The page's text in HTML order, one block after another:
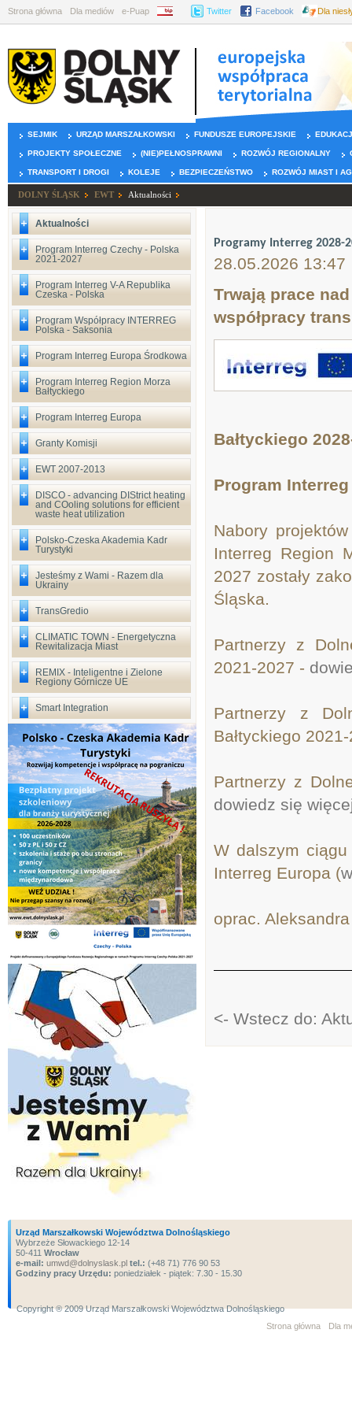
Strona główna Dla mediów e-Puap BIP Twitter Facebook Dla
SEJMIK URZĄD MARSZAŁKOWSKI FUNDUSZE EUROPEJSKIE
PROJEKTY SPOŁECZNE (NIE)PEŁNOSPRAWNI ROZWÓJ REGIONALNY
TRANSPORT I DROGI KOLEJE BEZPIECZEŃSTWO ROZWÓJ MIAST I
DOLNY ŚLĄSK EWT Aktualności
Aktualności
Program Interreg Czechy - Polska
2021-2027
Program Interreg V-A Republika
Czeska - Polska
Program Współpracy INTERREG
Polska - Saksonia
Program Interreg Europa Środkowa
Program Interreg Region Morza
Bałtyckiego
Program Interreg Europa
Granty Komisji
EWT 2007-2013
DISCO - advancing DIStrict heating
and COoling solutions for efficient
waste heat utilization
Polsko-Czeska Akademia Kadr
Turystyki
Jesteśmy z Wami - Razem dla
Ukrainy
TransGredio
CLIMATIC TOWN - Energetyczna
Rewitalizacja Miast
REMIX - Inteligentne i Zielone
Regiony Górnicze UE
Smart Integration
Programy Interreg 2028-
28.05.2026 13:47
Trwają prace
współpracy
Bałtyckiego
Program
Nabory
Interreg Region
2027 zostały
Śląska.
Partnerzy z
2021-2027 -
Partnerzy z
Bałtyckiego
Partnerzy z
dowiedz się
W dalszym
Interreg Europa (
oprac.
<- Wstecz do:
Urząd Marszałkowski Województwa Dolnośląskiego
Wybrzeże Słowackiego 12-14
50-411 Wrocław
e-mail: umwd@dolnyslask.pl tel.: (+48 71) 776 90 53
Godziny pracy Urzędu: poniedziałek - piątek: 7.30 - 15.30
Copyright ® 2009 Urząd Marszałkowski Województwa Dolnośląskiego
Strona główna
Dla